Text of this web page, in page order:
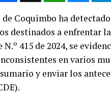
Coquimbo ha
destinados a enfrentar
415 de 2024, se
en varios
y enviar los